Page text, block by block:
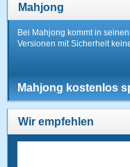
Mahjong
Bei Mahjong kommt in
Versionen mit Sicherheit
Mahjong kostenlos
Wir empfehlen